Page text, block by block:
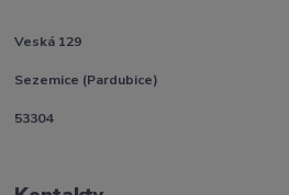
Veská 129
Sezemice (Pardubice)
53304